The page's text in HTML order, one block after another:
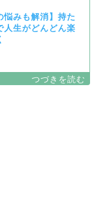
悩みも解消】持た
人生がどんどん楽